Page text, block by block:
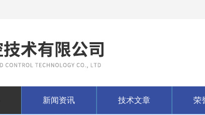
新闻资讯 技术文章 荣